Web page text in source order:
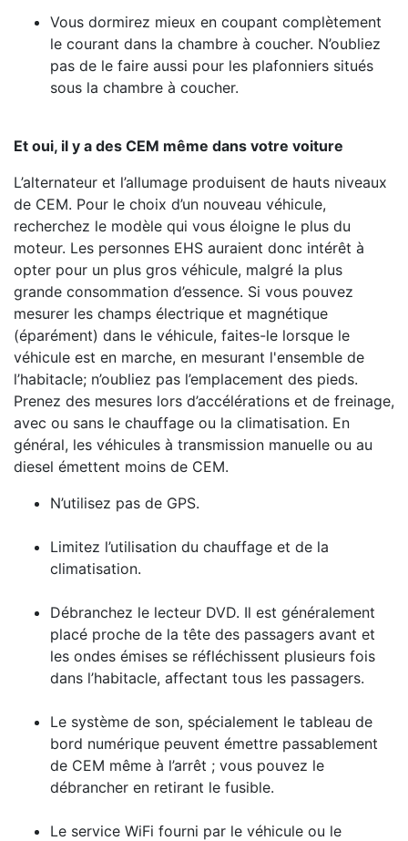
Vous dormirez mieux en coupant complètement
le courant dans la chambre à coucher. N’oubliez
pas de le faire aussi pour les plafonniers situés
sous la chambre à coucher.
Et oui, il y a des CEM même dans votre voiture
L’alternateur et l’allumage produisent de hauts niveaux
de CEM. Pour le choix d’un nouveau véhicule,
recherchez le modèle qui vous éloigne le plus du
moteur. Les personnes EHS auraient donc intérêt à
opter pour un plus gros véhicule, malgré la plus
grande consommation d’essence. Si vous pouvez
mesurer les champs électrique et magnétique
(éparément) dans le véhicule, faites-le lorsque le
véhicule est en marche, en mesurant l'ensemble de
l’habitacle; n’oubliez pas l’emplacement des pieds.
Prenez des mesures lors d’accélérations et de freinage,
avec ou sans le chauffage ou la climatisation. En
général, les véhicules à transmission manuelle ou au
diesel émettent moins de CEM.
N’utilisez pas de GPS.
Limitez l’utilisation du chauffage et de la
climatisation.
Débranchez le lecteur DVD. Il est généralement
placé proche de la tête des passagers avant et
les ondes émises se réfléchissent plusieurs fois
dans l’habitacle, affectant tous les passagers.
Le système de son, spécialement le tableau de
bord numérique peuvent émettre passablement
de CEM même à l’arrêt ; vous pouvez le
débrancher en retirant le fusible.
Le service WiFi fourni par le véhicule ou le